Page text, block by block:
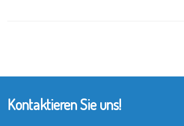
Kontaktieren Sie uns!